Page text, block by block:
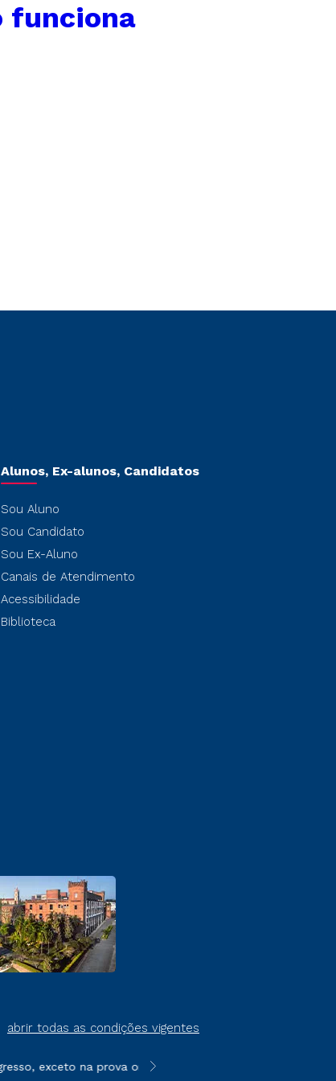
funciona
Alunos, Ex-alunos, Candidatos
Sou Aluno
Sou Candidato
Sou Ex-Aluno
Canais de Atendimento
Acessibilidade
Biblioteca
abrir todas as condições vigentes
exceto na prova on-line ou agendada, que ofertam
**Semipresencial é um formato do